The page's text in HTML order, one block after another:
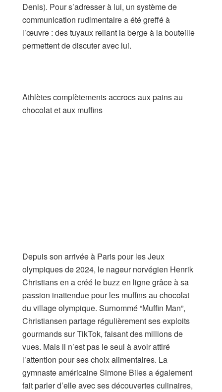
Denis). Pour s’adresser à lui, un système de
communication rudimentaire a été greffé à
l’œuvre : des tuyaux reliant la berge à la bouteille
permettent de discuter avec lui.
Athlètes complètements accrocs aux pains au
chocolat et aux muffins
Depuis son arrivée à Paris pour les Jeux
olympiques de 2024, le nageur norvégien Henrik
Christians en a créé le buzz en ligne grâce à sa
passion inattendue pour les muffins au chocolat
du village olympique. Surnommé “Muffin Man”,
Christiansen partage régulièrement ses exploits
gourmands sur TikTok, faisant des millions de
vues. Mais il n’est pas le seul à avoir attiré
l’attention pour ses choix alimentaires. La
gymnaste américaine Simone Biles a également
fait parler d’elle avec ses découvertes culinaires,